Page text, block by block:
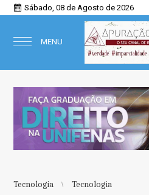
Sábado, 08 de Agosto de 2026
MENU
Tecnologia Tecnologia